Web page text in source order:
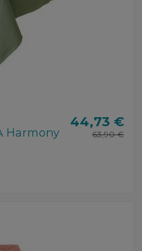
Harmony
44,73 €
63,90 €